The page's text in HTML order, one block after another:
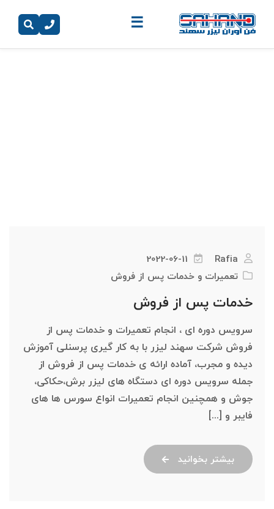
☰
Rafia
2022-06-11
تعمیرات و خدمات پس از فروش
خدمات پس از فروش
سرویس دوره ای ، انجام تعمیرات و خدمات پس از
فروش شرکت سهند لیزر با به کار گیری پرسنلی آموزش
دیده و مجرب، آماده ارائه ی خدمات پس از فروش از
جمله سرویس دوره ای دستگاه های لیزر برش،حکاکی،
جوش و همچنین انجام تعمیرات انواع سورس ها های
فایبر و [...]
بیشتر بخوانید